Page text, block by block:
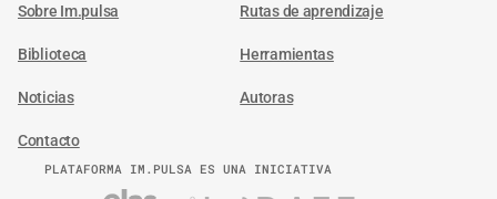
Sobre Im.pulsa Rutas de aprendizaje
Biblioteca Herramientas
Noticias Autoras
Contacto
PLATAFORMA IM.PULSA ES UNA INICIATIVA